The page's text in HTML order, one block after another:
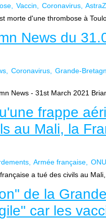
Vaccin Coronavirus
morte d'une thrombose à
News du
Coronavirus Grande-
News - 31st March 2021
frappe
au Mali, la
Armée française
ONU
a tué des civils au
de la
car les